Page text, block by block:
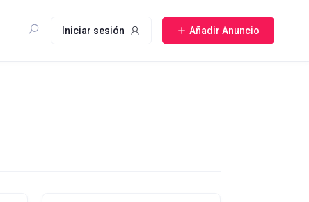
Iniciar sesión Añadir Anuncio